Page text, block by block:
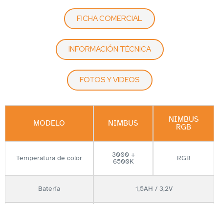
FICHA COMERCIAL
INFORMACIÓN TÉCNICA
FOTOS Y VIDEOS
MODELO NIMBUS
NIMBUS
RGB
Temperatura de color
3000 +
6500K
RGB
Batería 1,5AH / 3,2V